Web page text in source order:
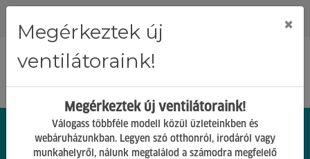
Megérkeztek új
ventilátoraink!
×
Megérkeztek új ventilátoraink!
Válogass többféle modell közül üzleteinkben és
webáruházunkban. Legyen szó otthonról, irodáról vagy
munkahelyről, nálunk megtalálod a számodra megfelelő